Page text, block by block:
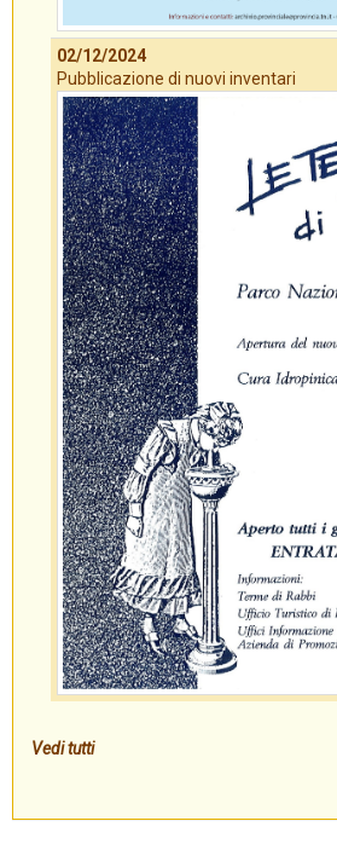
02/12/2024
Pubblicazione di nuovi inventari
Vedi tutti